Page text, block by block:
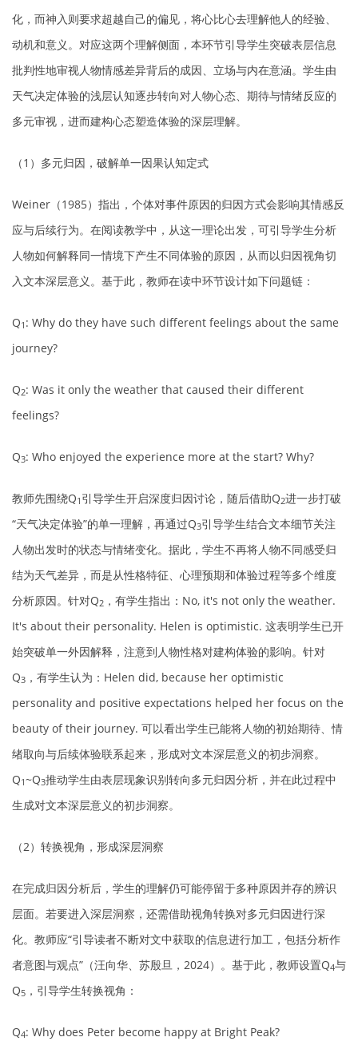
化，而神入则要求超越自己的偏见，将心比心去理解他人的经验、
动机和意义。对应这两个理解侧面，本环节引导学生突破表层信息
批判性地审视人物情感差异背后的成因、立场与内在意涵。学生由
天气决定体验的浅层认知逐步转向对人物心态、期待与情绪反应的
多元审视，进而建构心态塑造体验的深层理解。
（1）多元归因，破解单一因果认知定式
Weiner（1985）指出，个体对事件原因的归因方式会影响其情感反
应与后续行为。在阅读教学中，从这一理论出发，可引导学生分析
人物如何解释同一情境下产生不同体验的原因，从而以归因视角切
入文本深层意义。基于此，教师在读中环节设计如下问题链：
Q1 : Why do they have such different feelings about the same
journey?
Q2: Was it only the weather that caused their different
feelings?
Q3: Who enjoyed the experience more at the start? Why?
教师先围绕Q1 引导学生开启深度归因讨论，随后借助Q2进一步打破
“天气决定体验”的单一理解，再通过Q3引导学生结合文本细节关注
人物出发时的状态与情绪变化。据此，学生不再将人物不同感受归
结为天气差异，而是从性格特征、心理预期和体验过程等多个维度
分析原因。针对Q2 ，有学生指出：No, it's not only the weather.
It's about their personality. Helen is optimistic. 这表明学生已开
始突破单一外因解释，注意到人物性格对建构体验的影响。针对
Q3 ，有学生认为：Helen did, because her optimistic
personality and positive expectations helped her focus on the
beauty of their journey. 可以看出学生已能将人物的初始期待、情
绪取向与后续体验联系起来，形成对文本深层意义的初步洞察。
Q1~Q3推动学生由表层现象识别转向多元归因分析，并在此过程中
生成对文本深层意义的初步洞察。
（2）转换视角，形成深层洞察
在完成归因分析后，学生的理解仍可能停留于多种原因并存的辨识
层面。若要进入深层洞察，还需借助视角转换对多元归因进行深
化。教师应“引导读者不断对文中获取的信息进行加工，包括分析作
者意图与观点”（汪向华、苏殷旦，2024）。基于此，教师设置Q4与
Q5 ，引导学生转换视角：
Q4: Why does Peter become happy at Bright Peak?